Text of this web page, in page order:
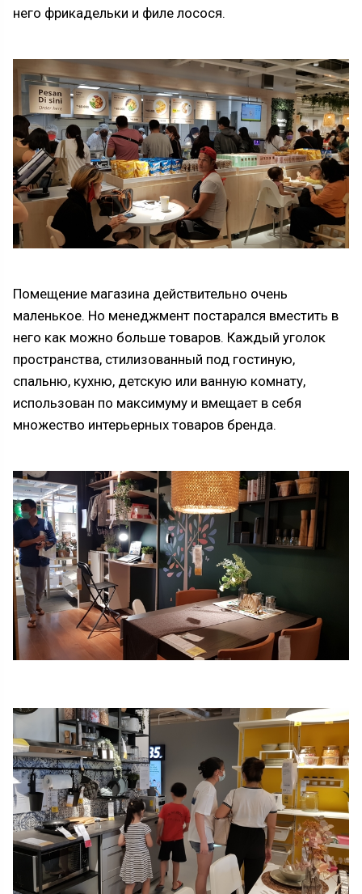
него фрикадельки и филе лосося.
Помещение магазина действительно очень
маленькое. Но менеджмент постарался вместить в
него как можно больше товаров. Каждый уголок
пространства, стилизованный под гостиную,
спальню, кухню, детскую или ванную комнату,
использован по максимуму и вмещает в себя
множество интерьерных товаров бренда.